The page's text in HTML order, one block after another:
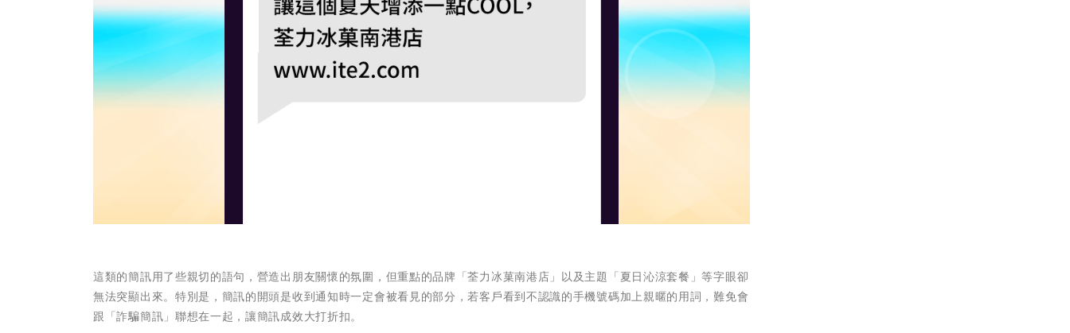
這類的簡訊用了些親切的語句，營造出朋友關懷的氛圍，但重點的品牌「荃力冰菓南港店」以及主題「夏日沁涼套餐」等字眼卻
無法突顯出來。特別是，簡訊的開頭是收到通知時一定會被看見的部分，若客戶看到不認識的手機號碼加上親暱的用詞，難免會
跟「詐騙簡訊」聯想在一起，讓簡訊成效大打折扣。